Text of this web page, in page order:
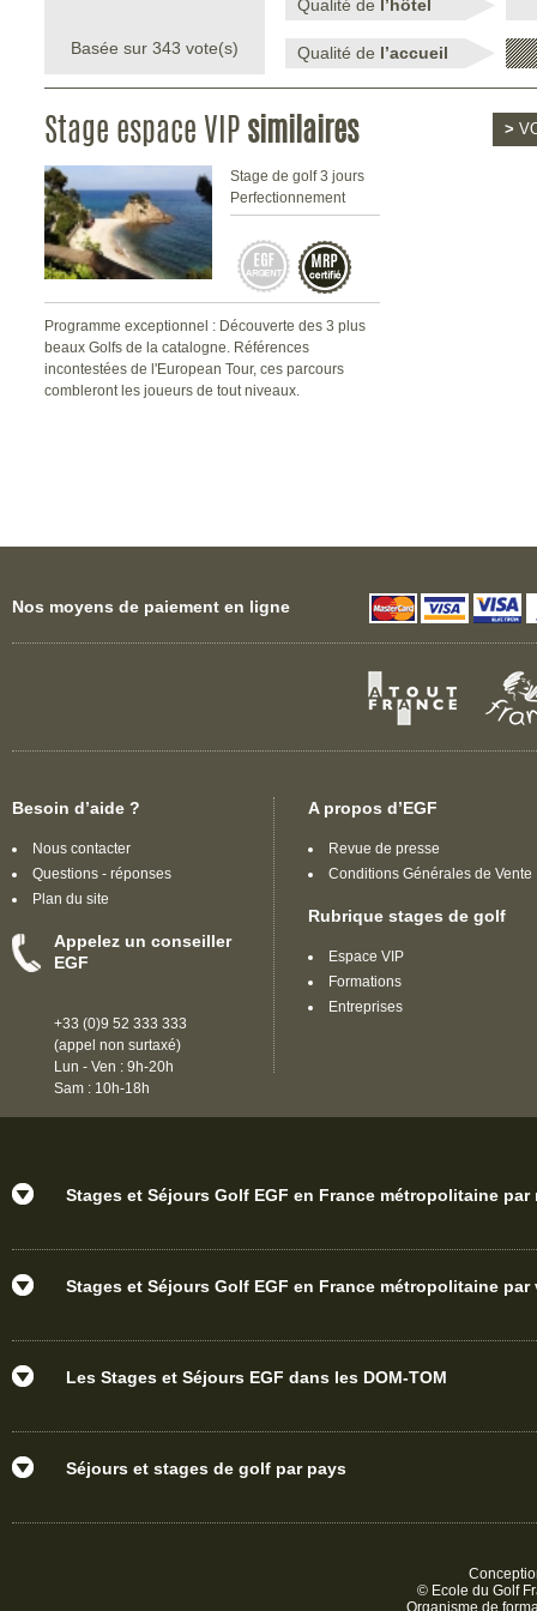
Basée sur 343 vote(s)
Qualité de l’hôtel
Qualité de l’accueil
Stage espace VIP similaires >
Stage de golf 3 jours
Perfectionnement
Programme exceptionnel : Découverte des 3 plus
beaux Golfs de la catalogne. Références
incontestées de l'European Tour, ces parcours
combleront les joueurs de tout niveaux.
Nos moyens de paiement en ligne
Besoin d’aide ?
Nous contacter
Questions - réponses
Plan du site
Appelez un conseiller
EGF
+33 (0)9 52 333 333
(appel non surtaxé)
Lun - Ven : 9h-20h
Sam : 10h-18h
A propos d’EGF
Revue de presse
Conditions Générales de Vente
Rubrique stages de golf
Espace VIP
Formations
Entreprises
Stages et Séjours Golf EGF en France métropolitaine par
Stages et Séjours Golf EGF en France métropolitaine par
Les Stages et Séjours EGF dans les DOM-TOM
Séjours et stages de golf par pays
© Ecole du Golf
Organisme de